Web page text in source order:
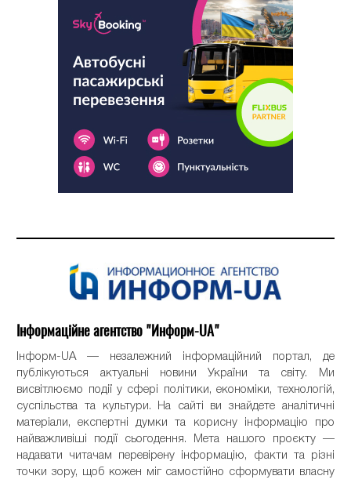
Інформаційне агентство "Информ-UA"
Інформ-UA — незалежний інформаційний портал, де
публікуються актуальні новини України та світу. Ми
висвітлюємо події у сфері політики, економіки, технологій,
суспільства та культури. На сайті ви знайдете аналітичні
матеріали, експертні думки та корисну інформацію про
найважливіші події сьогодення. Мета нашого проєкту —
надавати читачам перевірену інформацію, факти та різні
точки зору, щоб кожен міг самостійно сформувати власну